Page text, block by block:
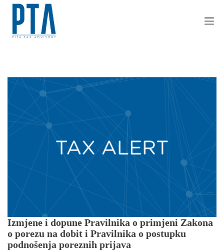
Izmjene i dopune Pravilnika o primjeni Zakona
o porezu na dobit i Pravilnika o postupku
podnošenja poreznih prijava